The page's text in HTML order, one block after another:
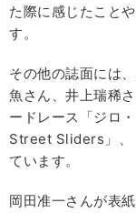
た際に感じたこと
す。
その他の誌面には
魚さん、井上瑞稀
ードレース「ジロ
Street Sliders」、
ています。
岡田准一さんが表